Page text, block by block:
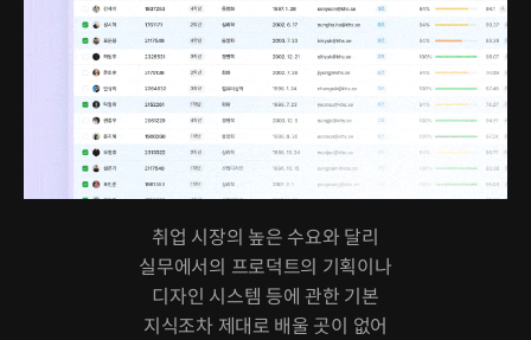
취업 시장의 높은 수요와 달리
실무에서의 프로덕트의 기획이나
디자인 시스템 등에 관한 기본
지식조차 제대로 배울 곳이 없어